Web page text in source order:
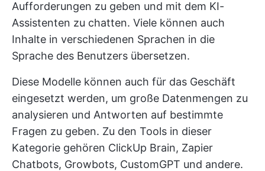
Aufforderungen zu geben und mit dem KI-
Assistenten zu chatten. Viele können auch
Inhalte in verschiedenen Sprachen in die
Sprache des Benutzers übersetzen.
Diese Modelle können auch für das Geschäft
eingesetzt werden, um große Datenmengen zu
analysieren und Antworten auf bestimmte
Fragen zu geben. Zu den Tools in dieser
Kategorie gehören ClickUp Brain, Zapier
Chatbots, Growbots, CustomGPT und andere.